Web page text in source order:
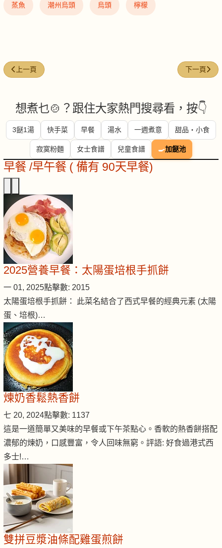
蒸魚 潮州烏頭 烏頭 檸檬
上一篇文章: 粟米燴龍脷柳
上一頁 下一篇文章
下一頁
想煮乜🍲？跟住大家熱門搜尋看，按👇
3餸1湯 快手菜 早餐 湯水 一週煮意 甜品・小食
寂寞粉麵 女士食譜 兒童食譜 🍳加餸池
早餐 /早午餐 ( 備有 90天早餐)
2025營養早餐：太陽蛋培根手抓餅
一 01, 2025點擊數: 2015
太陽蛋培根手抓餅： 此菜名結合了西式早餐的經典元素 (太陽
蛋、培根)…
煉奶香鬆熱香餅
七 20, 2024點擊數: 1137
這是一道簡單又美味的早餐或下午茶點心。香軟的熱香餅搭配
濃郁的煉奶，口感豐富，令人回味無窮。評語: 好食過港式西
多士!…
雙拼豆漿油條配雞蛋煎餅